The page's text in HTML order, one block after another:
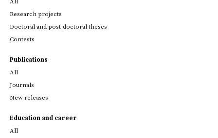
Research projects
Doctoral and post-doctoral theses
Contests
Publications
All
Journals
New releases
Education and career
All